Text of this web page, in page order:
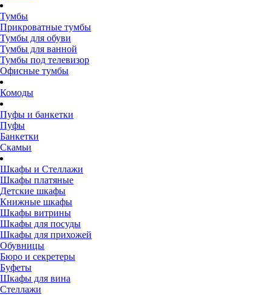
Тумбы
Прикроватные тумбы
Тумбы для обуви
Тумбы для ванной
Тумбы под телевизор
Офисные тумбы
Комоды
Пуфы и банкетки
Пуфы
Банкетки
Скамьи
Шкафы и Стеллажи
Шкафы платяные
Детские шкафы
Книжные шкафы
Шкафы витрины
Шкафы для посуды
Шкафы для прихожей
Обувницы
Бюро и секретеры
Буфеты
Шкафы для вина
Стеллажи